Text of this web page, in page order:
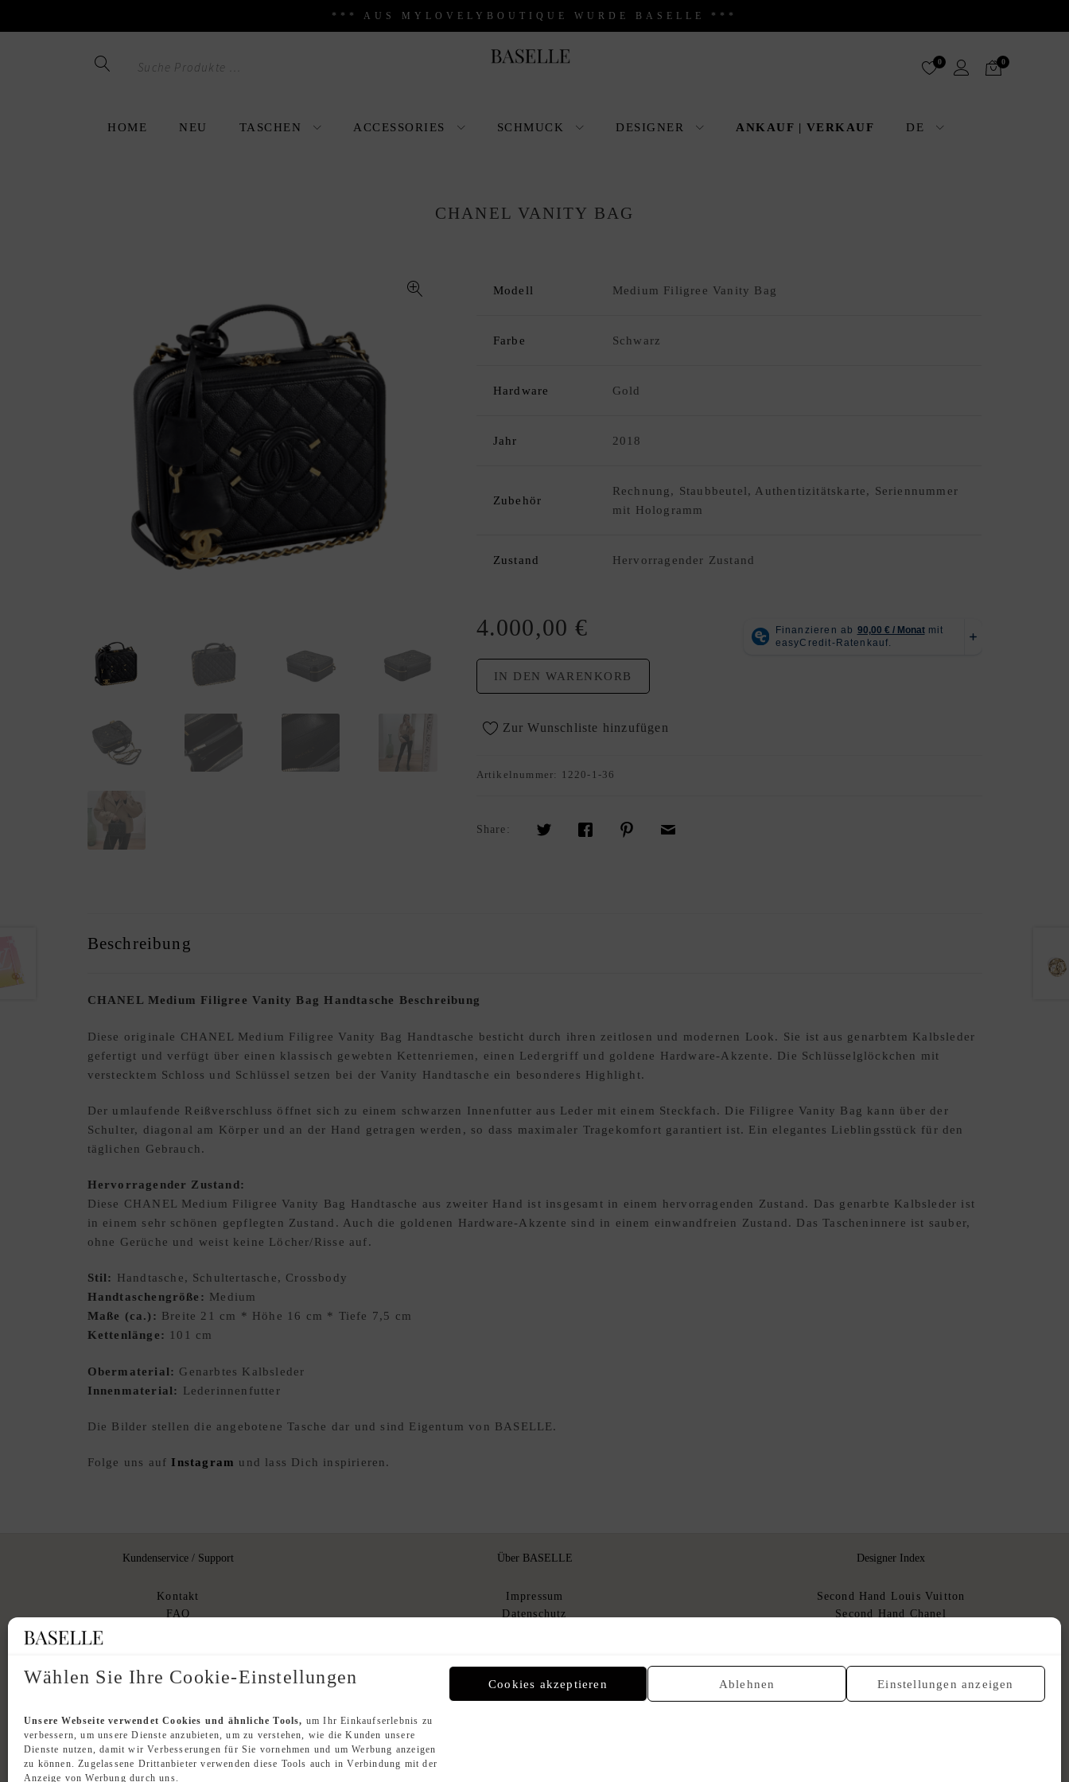
Wählen Sie Ihre Cookie-Einstellungen
Unsere Webseite verwendet Cookies und ähnliche Tools, um Ihr Einkaufserlebnis zu
verbessern, um unsere Dienste anzubieten, um zu verstehen, wie die Kunden unsere
Dienste nutzen, damit wir Verbesserungen für Sie vornehmen und um Werbung anzeigen
zu können. Zugelassene Drittanbieter verwenden diese Tools auch in Verbindung mit der
Anzeige von Werbung durch uns.
Cookies akzeptieren Ablehnen Einstellungen anzeigen
*** AUS MYLOVELYBOUTIQUE WURDE BASELLE ***
0 0
Skip
Skip
HOME NEU TASCHEN ACCESSORIES SCHMUCK DESIGNER ANKAUF | VERKAUF DE
CHANEL VANITY BAG
Modell Medium Filigree Vanity Bag
Farbe Schwarz
Hardware Gold
Jahr 2018
Zubehör
Rechnung, Staubbeutel, Authentizitätskarte, Seriennummer
mit Hologramm
Zustand Hervorragender Zustand
4.000,00€
IN DEN WARENKORB
Zur Wunschliste hinzufügen
Artikelnummer: 1220-1-36
Share:
Beschreibung
CHANEL Medium Filigree Vanity Bag Handtasche Beschreibung
Diese originale CHANEL Medium Filigree Vanity Bag Handtasche besticht durch ihren zeitlosen und modernen Look. Sie ist aus genarbtem Kalbsleder
gefertigt und verfügt über einen klassisch gewebten Kettenriemen, einen Ledergriff und goldene Hardware-Akzente. Die Schlüsselglöckchen mit
verstecktem Schloss und Schlüssel setzen bei der Vanity Handtasche ein besonderes Highlight.
Der umlaufende Reißverschluss öffnet sich zu einem schwarzen Innenfutter aus Leder mit einem Steckfach. Die Filigree Vanity Bag kann über der
Schulter, diagonal am Körper und an der Hand getragen werden, so dass maximaler Tragekomfort garantiert ist. Ein elegantes Lieblingsstück für den
täglichen Gebrauch.
Hervorragender Zustand:
Diese CHANEL Medium Filigree Vanity Bag Handtasche aus zweiter Hand ist insgesamt in einem hervorragenden Zustand. Das genarbte Kalbsleder ist
in einem sehr schönen gepflegten Zustand. Auch die goldenen Hardware-Akzente sind in einem einwandfreien Zustand. Das Tascheninnere ist sauber,
ohne Gerüche und weist keine Löcher/Risse auf.
Stil: Handtasche, Schultertasche, Crossbody
Handtaschengröße: Medium
Maße (ca.): Breite 21 cm * Höhe 16 cm * Tiefe 7,5 cm
Kettenlänge: 101 cm
Obermaterial: Genarbtes Kalbsleder
Innenmaterial: Lederinnenfutter
Die Bilder stellen die angebotene Tasche dar und sind Eigentum von BASELLE.
Folge uns auf Instagram und lass Dich inspirieren.
Kundenservice / Support
Kontakt
FAQ
Über BASELLE
Impressum
Datenschutz
AGB Kommissionsverkauf
Designer Index
Second Hand Louis Vuitton
Second Hand Chanel
Gebrauchte Luxushandtaschen